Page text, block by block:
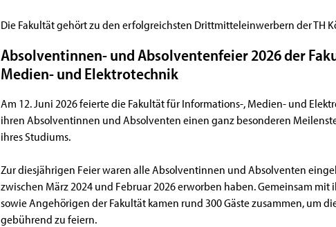
Die Fakultät gehört zu den erfolgreichsten Drittmitteleinwerbern der TH
Absolventinnen- und Absolventenfeier 2026 der
Medien- und Elektrotechnik
Am 12. Juni 2026 feierte die Fakultät für Informations-, Medien- und
ihren Absolventinnen und Absolventen einen ganz besonderen
ihres Studiums.
Zur diesjährigen Feier waren alle Absolventinnen und Absolventen
zwischen März 2024 und Februar 2026 erworben haben. Gemeinsam
sowie Angehörigen der Fakultät kamen rund 300 Gäste zusammen, um
gebührend zu feiern.